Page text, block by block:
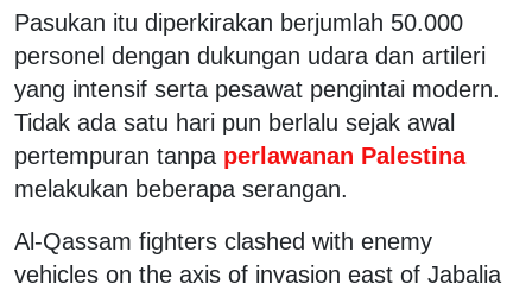
Pasukan itu diperkirakan berjumlah 50.000
personel dengan dukungan udara dan artileri
yang intensif serta pesawat pengintai modern.
Tidak ada satu hari pun berlalu sejak awal
pertempuran tanpa perlawanan Palestina
melakukan beberapa serangan.
Al-Qassam fighters clashed with enemy
vehicles on the axis of invasion east of Jabalia